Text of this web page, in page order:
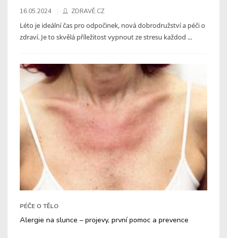
16.05.2024 ZDRAVĚ.CZ
Léto je ideální čas pro odpočinek, nová dobrodružství a péči o
zdraví. Je to skvělá příležitost vypnout ze stresu každod ...
PÉČE O TĚLO
Alergie na slunce – projevy, první pomoc a prevence